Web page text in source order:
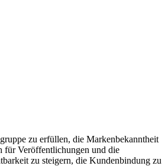
zu erfüllen, die Markenbekanntheit
für Veröffentlichungen und die
zu steigern, die Kundenbindung zu